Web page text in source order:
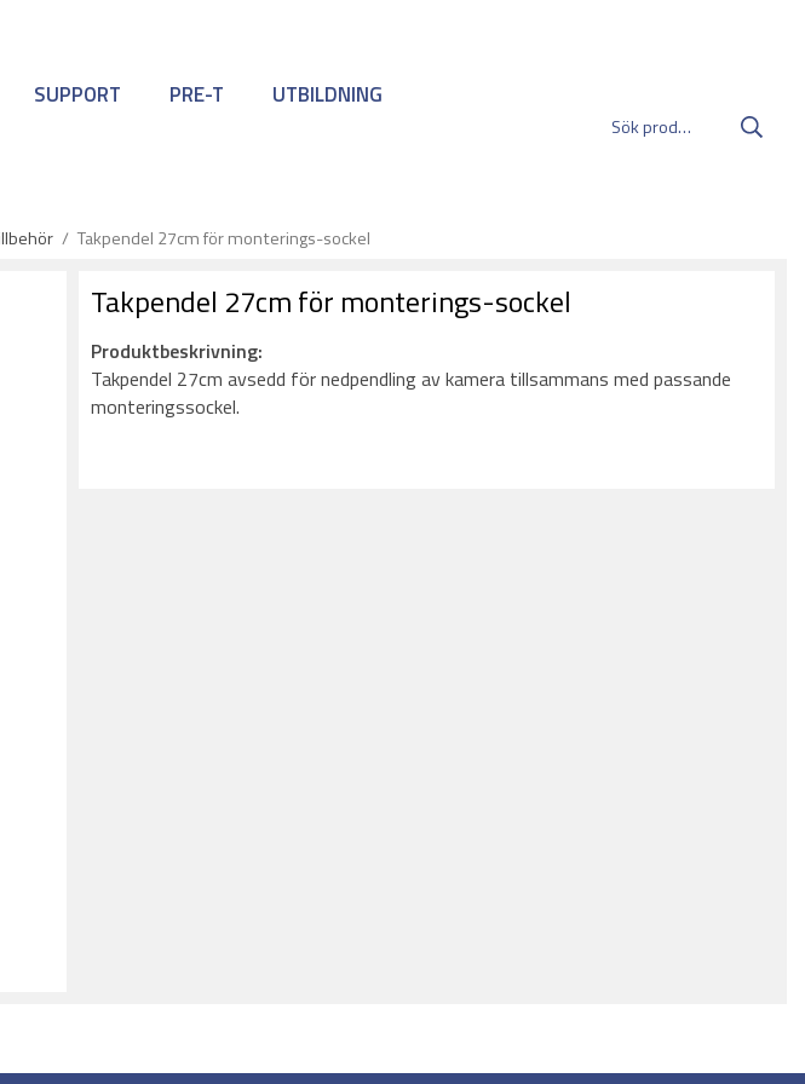
SUPPORT PRE-T UTBILDNING
/ Takpendel 27cm för monterings-sockel
Takpendel 27cm för monterings-sockel
Produktbeskrivning:
Takpendel 27cm avsedd för nedpendling av kamera tillsammans med passande
monteringssockel.